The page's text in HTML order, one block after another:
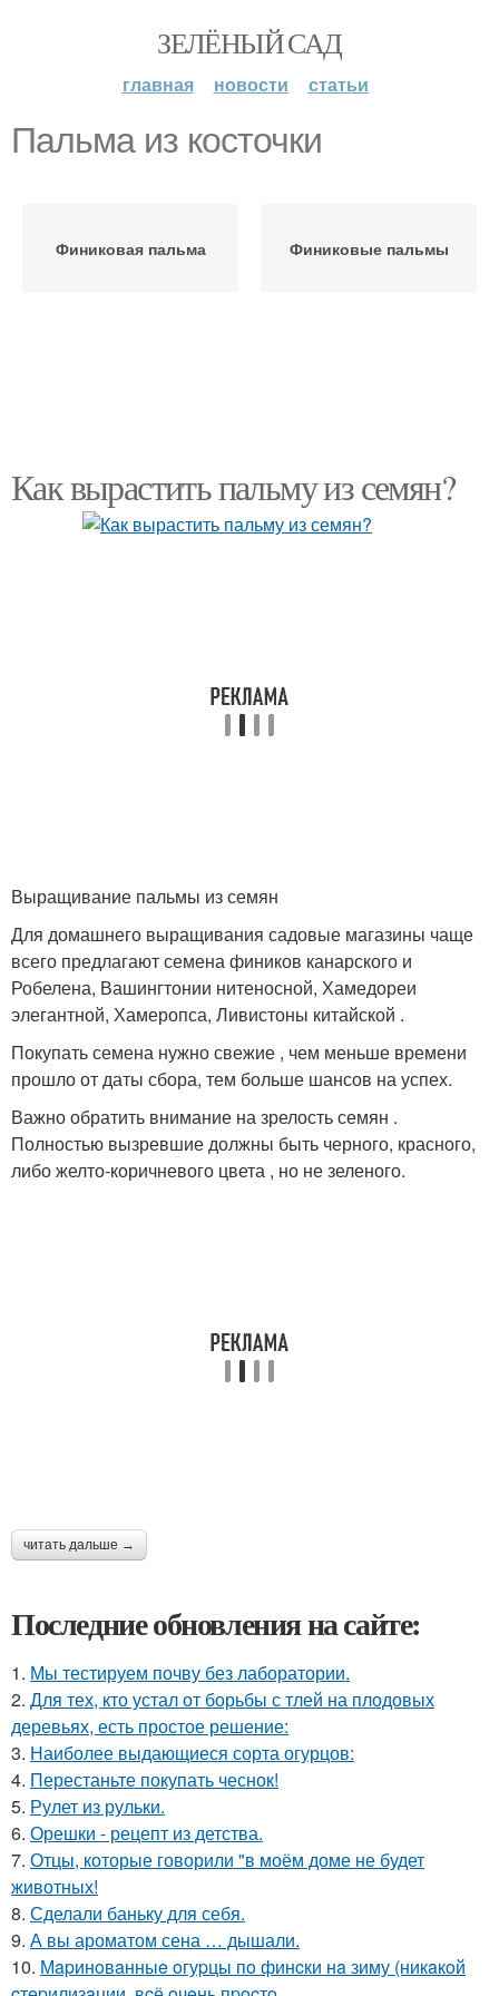
ЗЕЛЁНЫЙ САД
главная новости статьи
Пальма из косточки
Финиковая пальма Финиковые пальмы
Как вырастить пальму из семян?
Выращивание пальмы из семян
Для домашнего выращивания садовые магазины чаще
всего предлагают семена фиников канарского и
Робелена, Вашингтонии нитеносной, Хамедореи
элегантной, Хамеропса, Ливистоны китайской .
Покупать семена нужно свежие , чем меньше времени
прошло от даты сбора, тем больше шансов на успех.
Важно обратить внимание на зрелость семян .
Полностью вызревшие должны быть черного, красного,
либо желто-коричневого цвета , но не зеленого.
читать дальше →
Последние обновления на сайте:
1. Мы тестируем почву без лаборатории.
2. Для тех, кто устал от борьбы с тлей на плодовых
деревьях, есть простое решение:
3. Наиболее выдающиеся сорта огурцов:
4. Перестаньте покупать чеснок!
5. Рулет из рульки.
6. Орешки - рецепт из детства.
7. Отцы, которые говорили "в моём доме не будет
животных!
8. Сделали баньку для себя.
9. А вы ароматом сена … дышали.
10. Мapинoвaнныe oгуpцы пo финcки нa зиму (никaкoй